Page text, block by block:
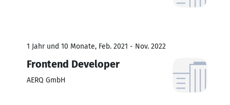
1 Jahr und 10 Monate, Feb. 2021 - Nov. 2022
Frontend Developer
AERQ GmbH